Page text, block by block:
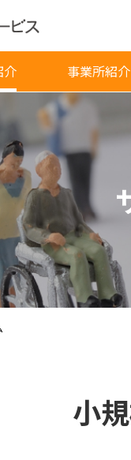
介 事業所紹介
小